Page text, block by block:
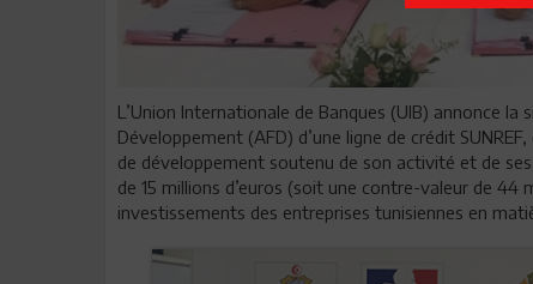
L’Union Internationale de Banques (UIB) annonce la
Développement (AFD) d’une ligne de crédit
de développement soutenu de son activité et de
de 15 millions d’euros (soit une contre-valeur de
investissements des entreprises tunisiennes en